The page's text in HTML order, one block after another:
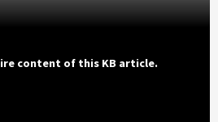
content of this KB article.